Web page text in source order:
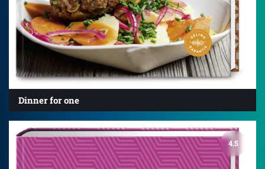
Dinner for one
4.5